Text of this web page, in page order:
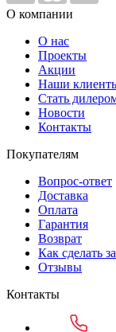
О компании
О нас
Проекты
Акции
Наши
Стать
Новости
Контакты
Покупателям
Вопрос-ответ
Доставка
Оплата
Гарантия
Возврат
Как сделать
Отзывы
Контакты